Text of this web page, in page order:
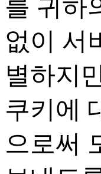
를 귀하
없이 서
별하지
쿠키에
으로써